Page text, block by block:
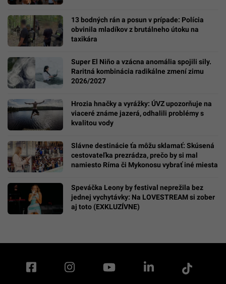
13 bodných rán a posun v prípade: Polícia
obvinila mladíkov z brutálneho útoku na
taxikára
Super El Niño a vzácna anomália spojili sily.
Raritná kombinácia radikálne zmení zimu
2026/2027
Hrozia hnačky a vyrážky: ÚVZ upozorňuje na
viaceré známe jazerá, odhalili problémy s
kvalitou vody
Slávne destinácie ťa môžu sklamať: Skúsená
cestovateľka prezrádza, prečo by si mal
namiesto Ríma či Mykonosu vybrať iné miesta
Speváčka Leony by festival neprežila bez
jednej vychytávky: Na LOVESTREAM si zober
aj toto (EXKLUZÍVNE)